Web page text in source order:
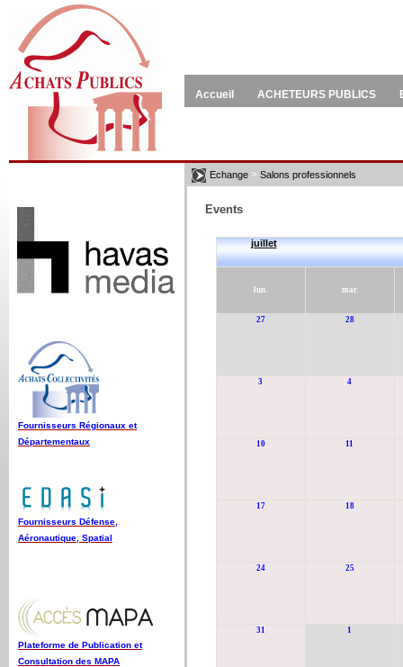
Accueil ACHETEURS PUBLICS
Fournisseurs Régionaux et
Départementaux
Fournisseurs Défense,
Aéronautique, Spatial
Plateforme de Publication et
Consultation des MAPA
Echange > Salons professionnels
Events
juillet
lun. mar.
27 28
3 4
10 11
17 18
24 25
31 1